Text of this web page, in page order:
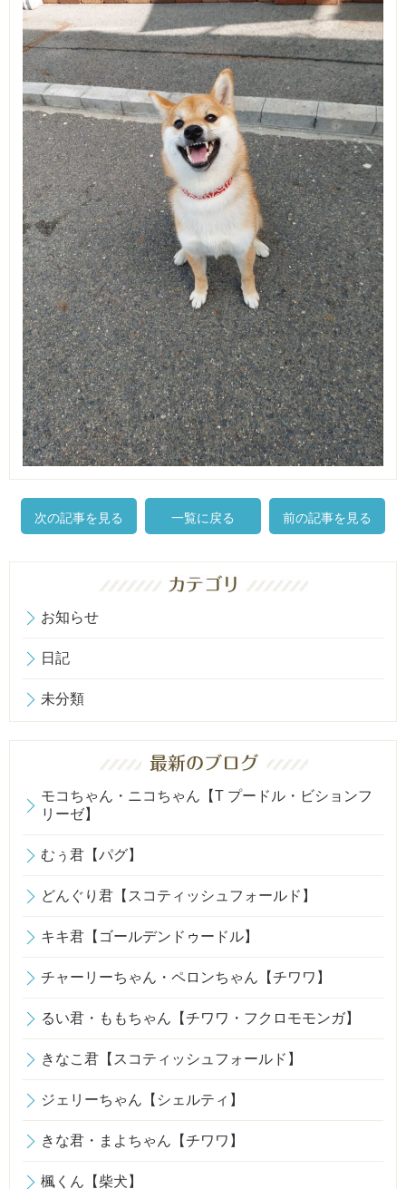
次の記事を見る 一覧に戻る 前の記事を見る
お知らせ
日記
未分類
モコちゃん・ニコちゃん【T プードル・ビションフ
リーゼ】
むぅ君【パグ】
どんぐり君【スコティッシュフォールド】
キキ君【ゴールデンドゥードル】
チャーリーちゃん・ペロンちゃん【チワワ】
るい君・ももちゃん【チワワ・フクロモモンガ】
きなこ君【スコティッシュフォールド】
ジェリーちゃん【シェルティ】
きな君・まよちゃん【チワワ】
楓くん【柴犬】